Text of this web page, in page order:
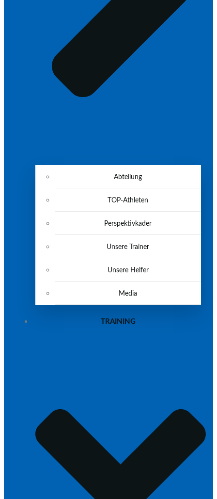
Abteilung
TOP-Athleten
Perspektivkader
Unsere Trainer
Unsere Helfer
Media
TRAINING